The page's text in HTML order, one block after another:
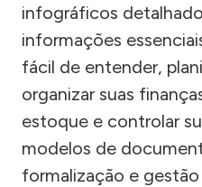
infográficos
informações
fácil de entender,
organizar suas
estoque e controlar
modelos de
formalização e